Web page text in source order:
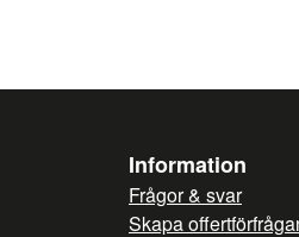
Information
Frågor & svar
Skapa